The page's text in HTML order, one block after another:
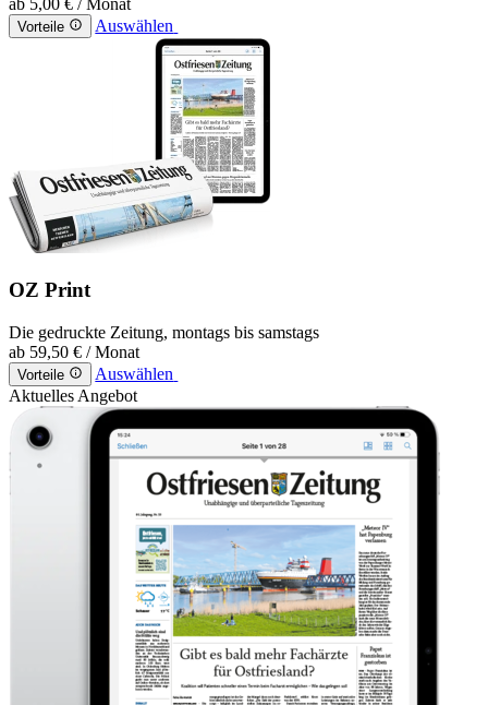
ab 5,00 € / Monat
Vorteile Auswählen
OZ Print
Die gedruckte Zeitung, montags bis samstags
ab 59,50 € / Monat
Vorteile
Auswählen
Aktuelles Angebot